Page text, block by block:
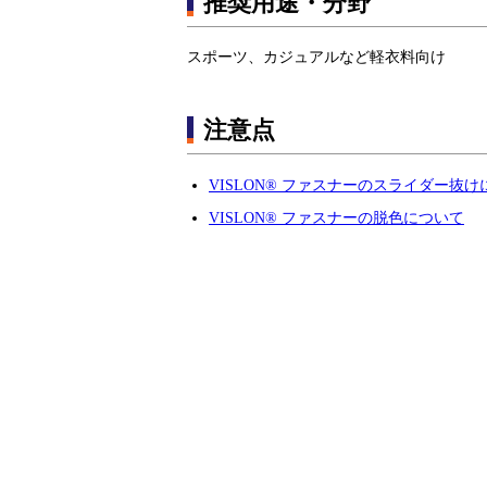
スポーツ、カジュアルなど軽衣料向け
注意点
VISLON® ファスナーのスライダー抜け
VISLON® ファスナーの脱色について